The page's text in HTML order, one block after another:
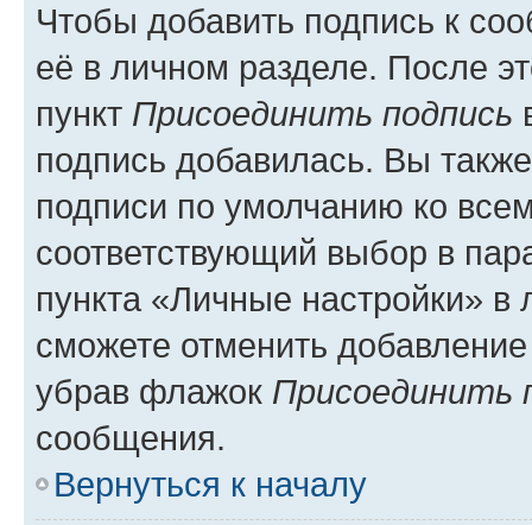
Чтобы добавить подпись к
её в личном разделе. После
пункт Присоединить подпись
подпись добавилась. Вы
подписи по умолчанию ко
соответствующий выбор в
пункта «Личные настройки»
сможете отменить
убрав флажок Присоединить
сообщения.
Вернуться к началу